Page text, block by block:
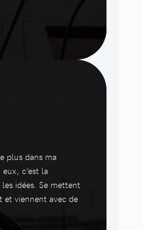
plus dans ma
c’est la
idées. Se mettent
et viennent avec de